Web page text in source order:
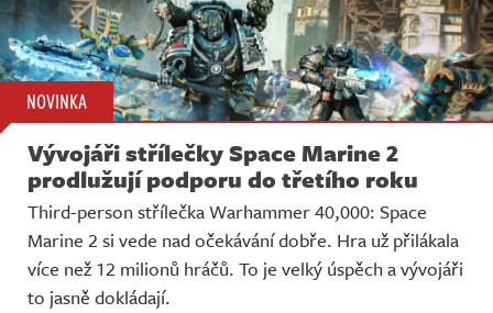
NOVINKA
Vývojáři střílečky Space Marine 2
prodlužují podporu do třetího roku
Third-person střílečka Warhammer 40,000: Space
Marine 2 si vede nad očekávání dobře. Hra už přilákala
více než 12 milionů hráčů. To je velký úspěch a vývojáři
to jasně dokládají.